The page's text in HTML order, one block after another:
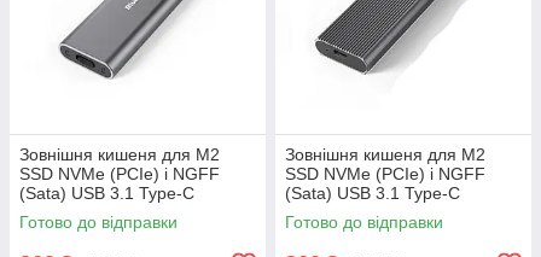
Зовнішня кишеня для M2
SSD NVMe (PCIe) і NGFF
(Sata) USB 3.1 Type-C
Blueendless 2815SN Original
Готово до відправки
Зовнішня кишеня для M2
SSD NVMe (PCIe) і NGFF
(Sata) USB 3.1 Type-C
Blueendless 2816SN Original
Готово до відправки